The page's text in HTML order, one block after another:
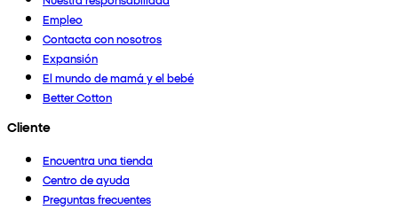
Empleo
Contacta con nosotros
Expansión
El mundo de mamá y el bebé
Better Cotton
Cliente
Encuentra una tienda
Centro de ayuda
Preguntas frecuentes